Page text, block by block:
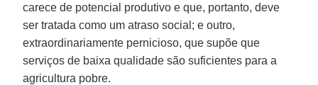
carece de potencial produtivo e que, portanto, deve
ser tratada como um atraso social; e outro,
extraordinariamente pernicioso, que supõe que
serviços de baixa qualidade são suficientes para a
agricultura pobre.